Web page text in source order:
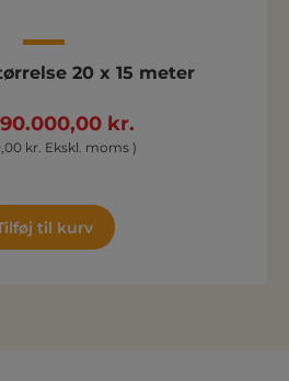
20 x 15 meter
kr.
kr. Ekskl. moms )
til kurv